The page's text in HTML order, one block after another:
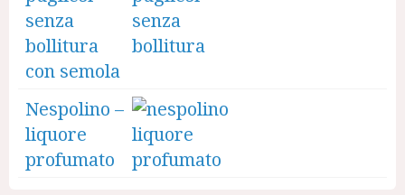
senza
bollitura
con semola
Nespolino –
liquore
profumato